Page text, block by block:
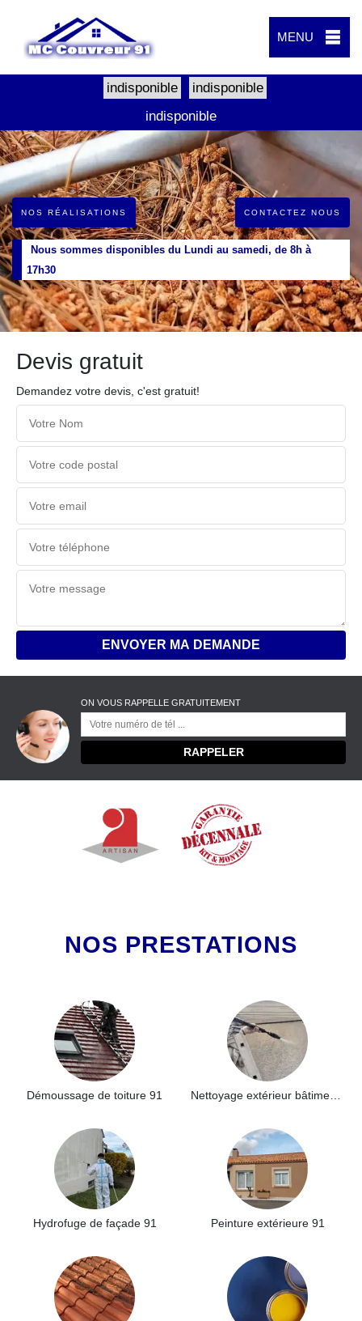
MENU
indisponible
indisponible
indisponible
NOS RÉALISATIONS CONTACTEZ NOUS
Nous sommes disponibles du Lundi au samedi, de 8h à
17h30
Devis gratuit
Demandez votre devis, c'est gratuit!
ON VOUS RAPPELLE GRATUITEMENT
NOS PRESTATIONS
Démoussage de toiture 91
Hydrofuge de façade 91 Peinture extérieure 91